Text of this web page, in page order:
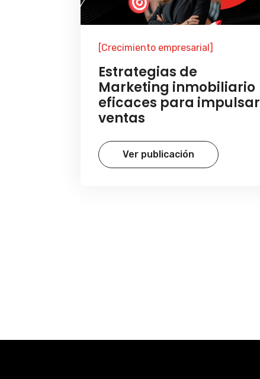
[Crecimiento empresarial]
Estrategias de
Marketing inmobiliario
eficaces para impulsar
ventas
Ver publicación